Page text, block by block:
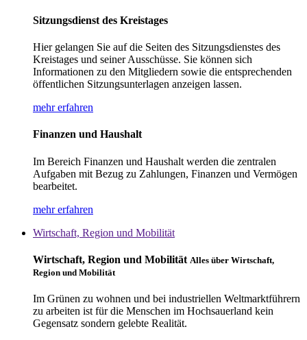
Sitzungsdienst des Kreistages
Hier gelangen Sie auf die Seiten des Sitzungsdienstes des
Kreistages und seiner Ausschüsse. Sie können sich
Informationen zu den Mitgliedern sowie die entsprechenden
öffentlichen Sitzungsunterlagen anzeigen lassen.
mehr erfahren
Finanzen und Haushalt
Im Bereich Finanzen und Haushalt werden die zentralen
Aufgaben mit Bezug zu Zahlungen, Finanzen und Vermögen
bearbeitet.
mehr erfahren
Wirtschaft, Region und Mobilität
Wirtschaft, Region und Mobilität Alles über Wirtschaft,
Region und Mobilität
Im Grünen zu wohnen und bei industriellen Weltmarktführern
zu arbeiten ist für die Menschen im Hochsauerland kein
Gegensatz sondern gelebte Realität.